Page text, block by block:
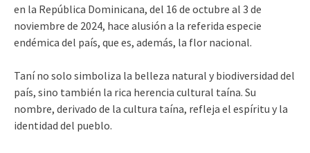
en la República Dominicana, del 16 de octubre al 3 de
noviembre de 2024, hace alusión a la referida especie
endémica del país, que es, además, la flor nacional.
Taní no solo simboliza la belleza natural y biodiversidad del
país, sino también la rica herencia cultural taína. Su
nombre, derivado de la cultura taína, refleja el espíritu y la
identidad del pueblo.